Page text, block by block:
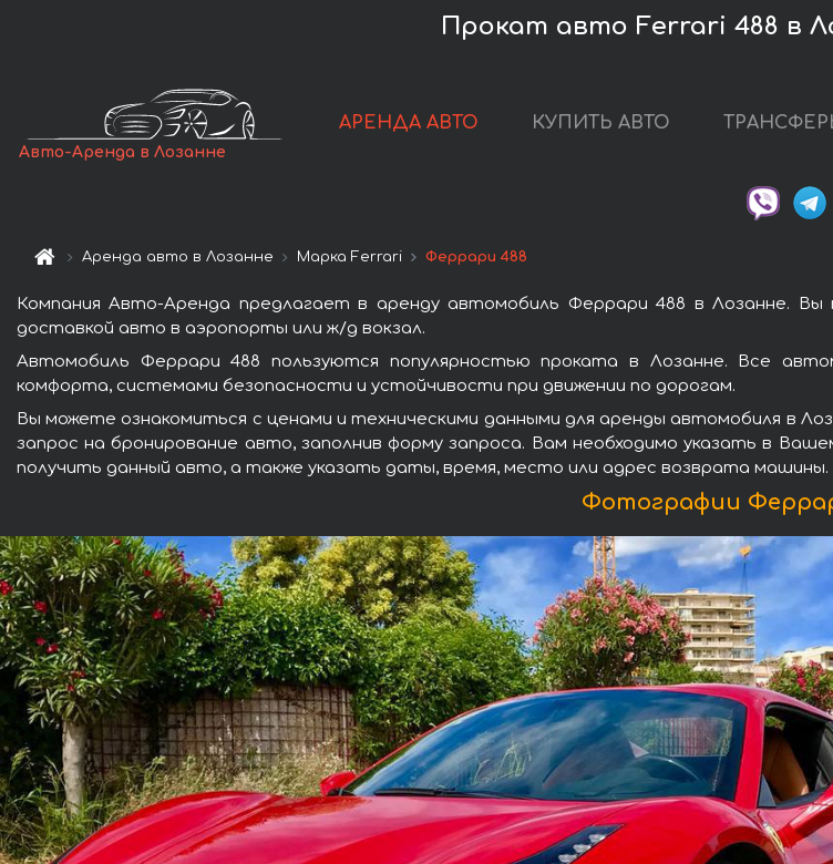
Прокат авто Ferrari 488 в
Авто-Аренда в Лозанне
АРЕНДА АВТО КУПИТЬ АВТО
Аренда авто в Лозанне Марка Ferrari Феррари 488
Компания Авто-Аренда предлагает в аренду автомобиль Феррари 488 в Лозанне.
доставкой авто в аэропорты или ж/д вокзал.
Автомобиль Феррари 488 пользуются популярностью проката в Лозанне. Все
комфорта, системами безопасности и устойчивости при движении по дорогам.
Вы можете ознакомиться с ценами и техническими данными для аренды автомобиля в
запрос на бронирование авто, заполнив форму запроса. Вам необходимо указать в
получить данный авто, а также указать даты, время, место или адрес возврата машины.
Фотографии